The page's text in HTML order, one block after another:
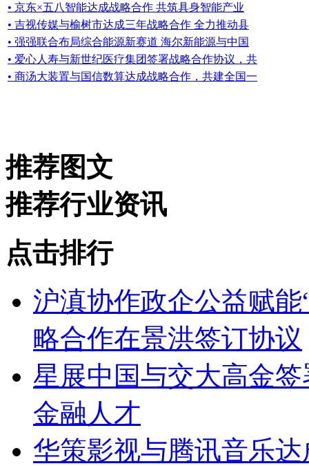
• 京东×五八智能达成战略合作 共筑具身智能产业
• 吉视传媒与榆树市达成三年战略合作 全力推动县
• 强强联合布局综合能源新赛道 海尔新能源与中国
• 爱心人寿与新世纪医疗集团签署战略合作协议，共
• 商汤大装置与国信数算达成战略合作，共建全国一
推荐图文
推荐行业资讯
点击排行
沪滇协作政企公益赋
略合作在景洪签订协议
星展中国与交大高金
金融人才
华策影视与腾讯音乐